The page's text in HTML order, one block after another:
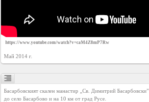
Registration
YEPSE.COM
About
us
https://www.youtube.com/watch?v=caM4Z8mP7Rw
Май 2014 г.
Басарбовският скален манастир „Св. Димитрий
до село Басарбово и на 10 км от град Русе.